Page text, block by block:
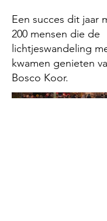
Een succes dit jaar
200 mensen die de
lichtjeswandeling
kwamen genieten
Bosco Koor.